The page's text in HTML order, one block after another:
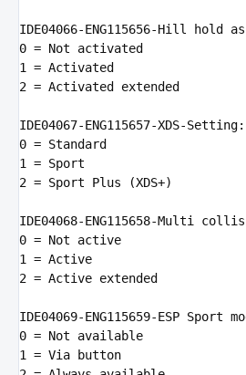
IDE04066-ENG115656-Hill hold
0 = Not
activated
1 = Activated
2 = Activated extended
IDE04067-ENG115657-XDS-Setting:
0 = Standard
1 = Sport
2 = Sport Plus (XDS+)
IDE04068-ENG115658-Multi
0 = Not
active
1 = Active
2 = Active extended
IDE04069-ENG115659-ESP Sport
0 = Not
available
1 = Via
button